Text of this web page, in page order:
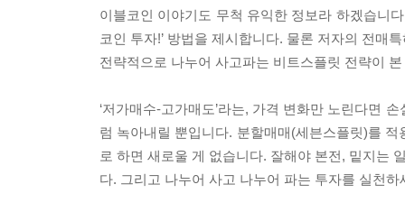
이블코인 이야기도 무척 유익한 정보라 하겠습니
코인 투자!’ 방법을 제시합니다. 물론 저자의 전매
전략적으로 나누어 사고파는 비트스플릿 전략이
‘저가매수-고가매도’라는, 가격 변화만 노린다면
럼 녹아내릴 뿐입니다. 분할매매(세븐스플릿)를
로 하면 새로울 게 없습니다. 잘해야 본전, 밑지는
다. 그리고 나누어 사고 나누어 파는 투자를 실천